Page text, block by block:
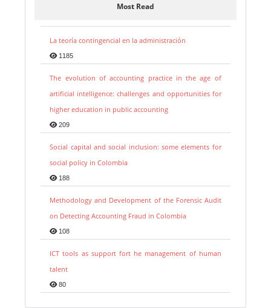
Most Read
La teoría contingencial en la administración
1185
The evolution of accounting practice in the age of
artificial intelligence: challenges and opportunities for
higher education in public accounting
209
Social capital and social inclusion: some elements for
social policy in Colombia
188
Methodology and Development of the Forensic Audit
on Detecting Accounting Fraud in Colombia
108
ICT tools as support fort he management of human
talent
80